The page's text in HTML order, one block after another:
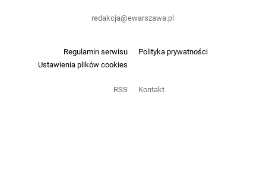
Regulamin serwisu
Polityka prywatności
Ustawienia plików cookies
RSS Kontakt
redakcja@ewarszawa.pl